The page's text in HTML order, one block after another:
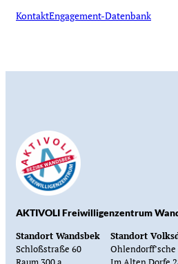
KontaktEngagement-Datenbank
AKTIVOLI Freiwilligenzentrum
Standort Wandsbek
Schloßstraße 60
Standort